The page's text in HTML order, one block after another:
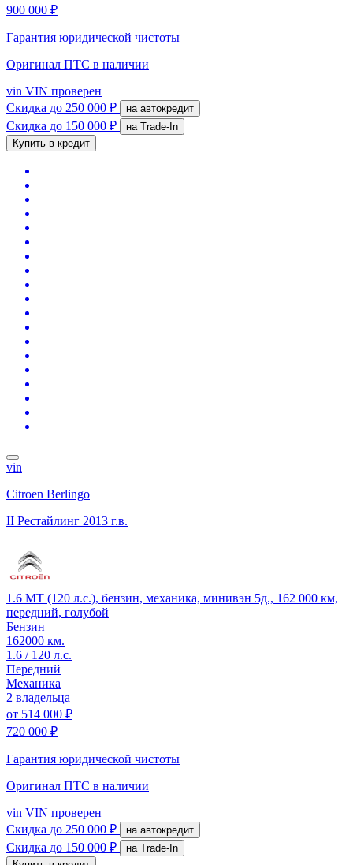
900 000 ₽
Гарантия юридической чистоты
Оригинал ПТС в наличии
vin VIN проверен
Скидка до 250 000 ₽ на автокредит
Скидка до 150 000 ₽
на Trade-In
Купить в кредит
vin
Citroen Berlingo
II Рестайлинг 2013 г.в.
1.6 MT (120 л.с.), бензин, механика, минивэн 5д., 162 000 км,
передний, голубой
Бензин
162000 км.
1.6 / 120 л.с.
Передний
Механика
2 владельца
от 514 000 ₽
720 000 ₽
Гарантия юридической чистоты
Оригинал ПТС в наличии
vin VIN проверен
Скидка до 250 000 ₽ на автокредит
Скидка до 150 000 ₽
на Trade-In